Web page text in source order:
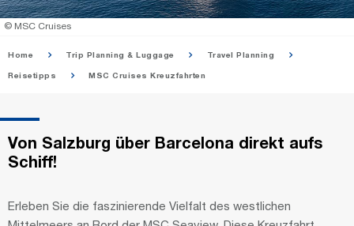
© MSC Cruises
Home Trip Planning & Luggage Travel Planning
Reisetipps MSC Cruises Kreuzfahrten
Von Salzburg über Barcelona direkt aufs
Schiff!
Erleben Sie die faszinierende Vielfalt des westlichen